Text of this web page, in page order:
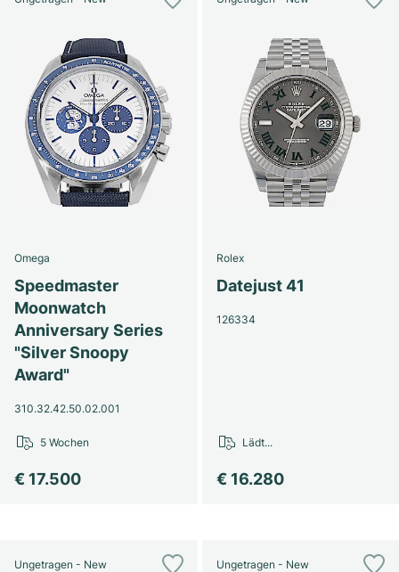
Omega
Speedmaster
Moonwatch
Anniversary Series
"Silver Snoopy
Award"
310.32.42.50.02.001
€ 17.500
5 Wochen
Rolex
Datejust 41
126334
€ 16.280
Lädt...
Ungetragen - New Ungetragen - New